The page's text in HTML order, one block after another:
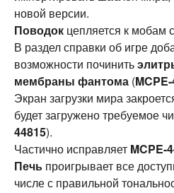
новой версии.
Поводок цепляется к мобам
В раздел справки об игре
возможности починить
мембраны фантома (
Экран загрузки мира
будет загружено требуемое
44815).
Частично исправляет MCPE-
Печь проигрывает все
числе с правильной